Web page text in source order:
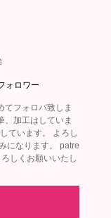
ォロワー
てフォロバ致しま
、加工はしていま
ています。 よろし
になります。 patre
しくお願いいたし